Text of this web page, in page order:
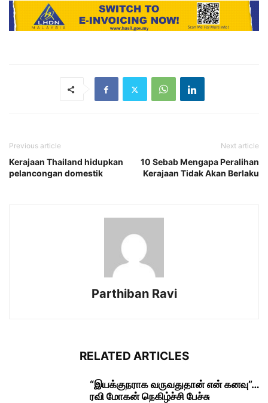
Previous article
Kerajaan Thailand hidupkan
pelancongan domestik
Next article
10 Sebab Mengapa Peralihan
Kerajaan Tidak Akan Berlaku
Parthiban Ravi
RELATED ARTICLES
“இயக்குநராக வருவதுதான் என் கனவு”…
ரவி மோகன் நெகிழ்ச்சி பேச்சு